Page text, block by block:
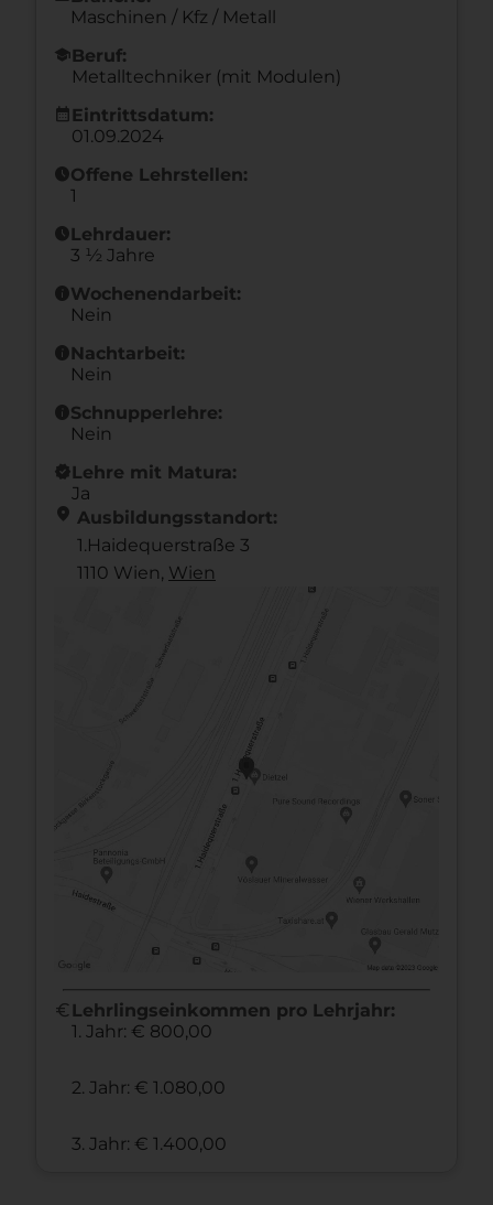
Maschinen / Kfz / Metall
schoolBeruf:
Metalltechniker (mit Modulen)
calendar_month Eintrittsdatum:
01.09.2024
scheduleOffene Lehrstellen:
1
scheduleLehrdauer:
3 ½ Jahre
infoWochenendarbeit:
Nein
infoNachtarbeit:
Nein
infoSchnupperlehre:
Nein
new_releasesLehre mit Matura:
Ja
location_on Ausbildungsstandort:
1.Haidequerstraße 3
1110 Wien, Wien
euro Lehrlingseinkommen pro Lehrjahr:
1. Jahr: € 800,00
2. Jahr: € 1.080,00
3. Jahr: € 1.400,00